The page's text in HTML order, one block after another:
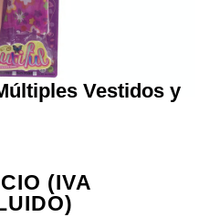
Vestidos y
(IVA